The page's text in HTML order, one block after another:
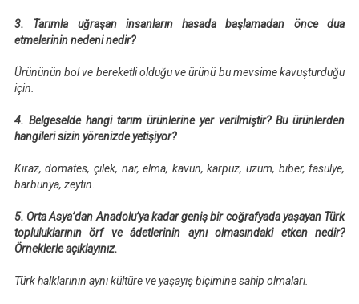
3. Tarımla uğraşan insanların hasada başlamadan önce dua
etmelerinin nedeni nedir?
Ürününün bol ve bereketli olduğu ve ürünü bu mevsime kavuşturduğu
için.
4. Belgeselde hangi tarım ürünlerine yer verilmiştir? Bu ürünlerden
hangileri sizin yörenizde yetişiyor?
Kiraz, domates, çilek, nar, elma, kavun, karpuz, üzüm, biber, fasulye,
barbunya, zeytin.
5. Orta Asya’dan Anadolu’ya kadar geniş bir coğrafyada yaşayan Türk
topluluklarının örf ve âdetlerinin aynı olmasındaki etken nedir?
Örneklerle açıklayınız.
Türk halklarının aynı kültüre ve yaşayış biçimine sahip olmaları.